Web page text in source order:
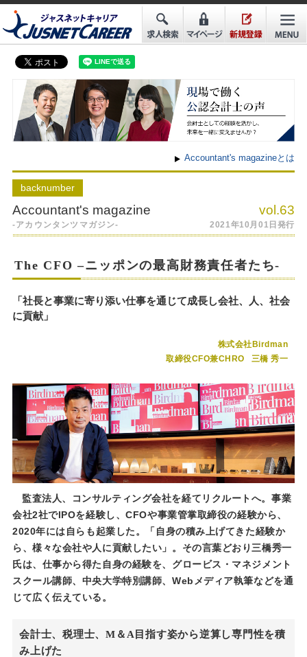
Accountant's magazineとは
backnumber
Accountant's magazine vol.63
-アカウンタンツマガジン- 2021年10月01日発行
The CFO –ニッポンの最高財務責任者たち-
「社長と事業に寄り添い仕事を通じて成長し会社、人、社会
に貢献」
株式会社Birdman
取締役CFO兼CHRO
三橋 秀一
監査法人、コンサルティング会社を経てリクルートへ。事業
会社2社でIPOを経験し、CFOや事業管掌取締役の経験から、
2020年には自らも起業した。「自身の積み上げてきた経験か
ら、様々な会社や人に貢献したい」。その言葉どおり三橋秀一
氏は、仕事から得た自身の経験を、グロービス・マネジメント
スクール講師、中央大学特別講師、Webメディア執筆などを通
じて広く伝えている。
会計士、税理士、M＆A目指す姿から逆算し専門性を積
み上げた